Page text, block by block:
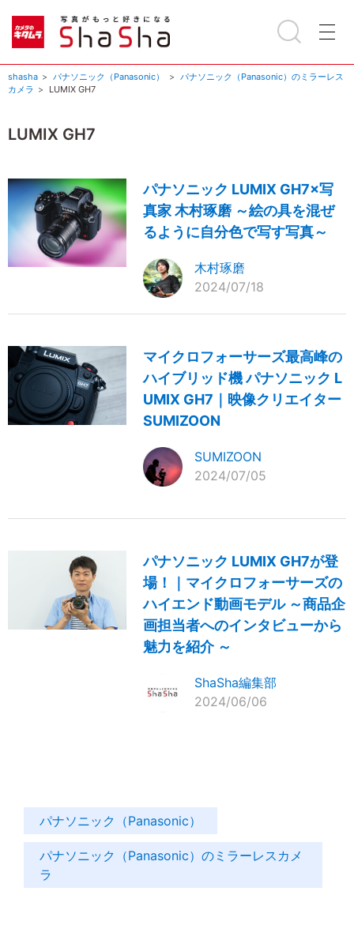
shasha パナソニック（Panasonic）
パナソニック（Panasonic）のミラーレス
カメラ
LUMIX GH7
LUMIX GH7
パナソニック LUMIX GH7×写
真家 木村琢磨 ～絵の具を混ぜ
るように自分色で写す写真～
木村琢磨
2024/07/18
マイクロフォーサーズ最高峰の
ハイブリッド機 パナソニック L
UMIX GH7｜映像クリエイター
SUMIZOON
SUMIZOON
2024/07/05
パナソニック LUMIX GH7が登
場！｜マイクロフォーサーズの
ハイエンド動画モデル ～商品企
画担当者へのインタビューから
魅力を紹介 ～
ShaSha編集部
2024/06/06
パナソニック（Panasonic）
パナソニック（Panasonic）のミラーレスカメ
ラ